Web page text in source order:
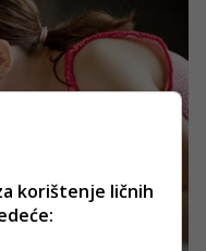
korištenje ličnih